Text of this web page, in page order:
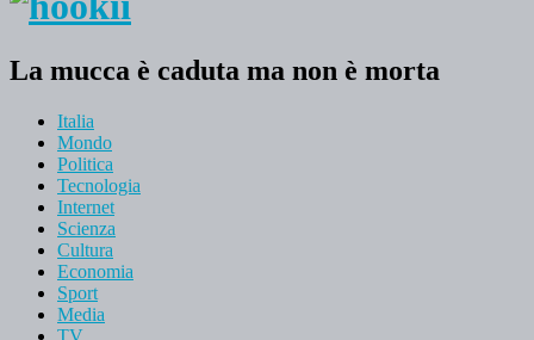
La mucca è caduta ma non è morta
Italia
Mondo
Politica
Tecnologia
Internet
Scienza
Cultura
Economia
Sport
Media
TV